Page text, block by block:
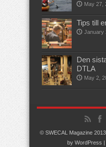
May 27,
Tips till
January
Den
DTLA
May 2,
© SWECAL Magazine
by WordPress